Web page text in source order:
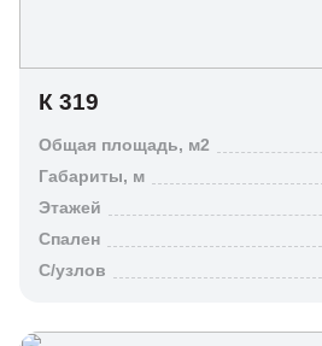
К 319
Общая площадь, м2
Габариты, м
Этажей
Спален
C/узлов